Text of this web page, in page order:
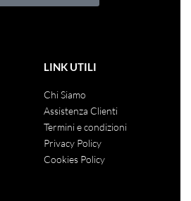
LINK UTILI
Chi Siamo
Assistenza Clienti
Termini e condizioni
Privacy Policy
Cookies Policy